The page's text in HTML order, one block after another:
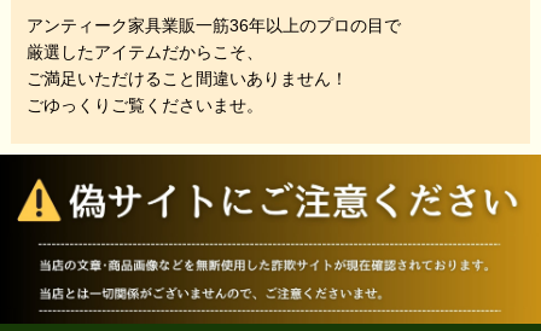
アンティーク家具業販一筋36年以上のプロの目で
厳選したアイテムだからこそ、
ご満足いただけること間違いありません！
ごゆっくりご覧くださいませ。